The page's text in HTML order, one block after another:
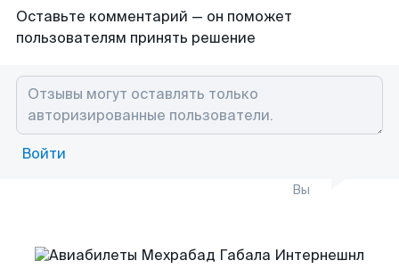
Оставьте комментарий — он поможет
пользователям принять решение
Войти
Вы